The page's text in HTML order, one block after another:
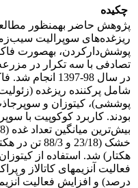
چکیده
پژوهش حاضر به­منظور
ریزغده‌های سوپرالیت
پوشش‌دارکردن، به­صورت
تصادفی با سه تکرار در
در سال 98-
شامل پرکننده ریزغده
پوششی)، کیتوزان و
بودند. کاربرد کوکوپیت با
هکتار) شد. استفاده از